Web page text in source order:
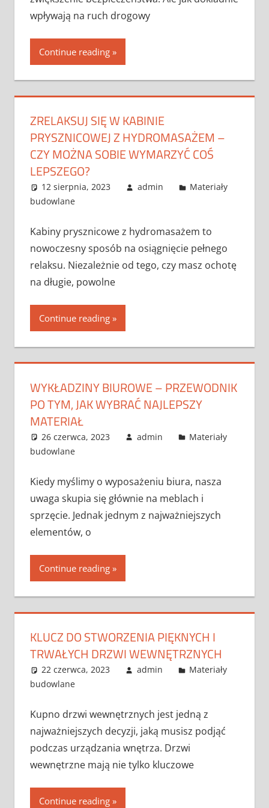
wpływają na ruch drogowy
Continue reading
ZRELAKSUJ SIĘ W KABINIE
PRYSZNICOWEJ Z HYDROMASAŻEM –
CZY MOŻNA SOBIE WYMARZYĆ COŚ
LEPSZEGO?
12 sierpnia, 2023 admin
Materiały
budowlane
Kabiny prysznicowe z hydromasażem to
nowoczesny sposób na osiągnięcie pełnego
relaksu. Niezależnie od tego, czy masz ochotę
na długie, powolne
Continue reading
WYKŁADZINY BIUROWE – PRZEWODNIK
PO TYM, JAK WYBRAĆ NAJLEPSZY
MATERIAŁ
26 czerwca, 2023 admin
Materiały
budowlane
Kiedy myślimy o wyposażeniu biura, nasza
uwaga skupia się głównie na meblach i
sprzęcie. Jednak jednym z najważniejszych
elementów, o
Continue reading
KLUCZ DO STWORZENIA PIĘKNYCH I
TRWAŁYCH DRZWI WEWNĘTRZNYCH
22 czerwca, 2023 admin
Materiały
budowlane
Kupno drzwi wewnętrznych jest jedną z
najważniejszych decyzji, jaką musisz podjąć
podczas urządzania wnętrza. Drzwi
wewnętrzne mają nie tylko kluczowe
Continue reading